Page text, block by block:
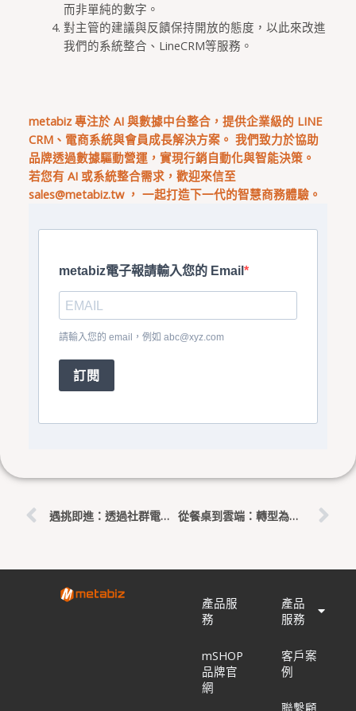
而非單純的數字。
對主管的建議與反饋保持開放的態度，以此來改進
我們的系統整合、LineCRM等服務。
metabiz 專注於 AI 與數據中台整合，提供企業級的 LINE
CRM、電商系統與會員成長解決方案。 我們致力於協助
品牌透過數據驅動營運，實現行銷自動化與智能決策。
若您有 AI 或系統整合需求，歡迎來信至
sales@metabiz.tw， 一起打造下一代的智慧商務體驗。
metabiz電子報請輸入您的 Email
請輸入您的 email，例如 abc@xyz.com
訂閱
遇挑即進：透過社群電商突破自我限制的轉變之旅 從餐桌到雲端：轉型為社群電商的探索與啟示
產品服
務
mSHOP
品牌官
網
產品
服務
客戶案
例
聯繫顧